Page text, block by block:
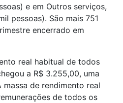
e em Outros serviços,
pessoas). São mais 751
encerrado em
real habitual de todos
a R$ 3.255,00, uma
massa de rendimento real
de todos os